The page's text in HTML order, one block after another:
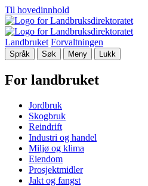
Til hovedinnhold
Landbruket Forvaltningen
Språk Søk Meny Lukk
For landbruket
Jordbruk
Skogbruk
Reindrift
Industri og handel
Miljø og klima
Eiendom
Prosjektmidler
Jakt og fangst